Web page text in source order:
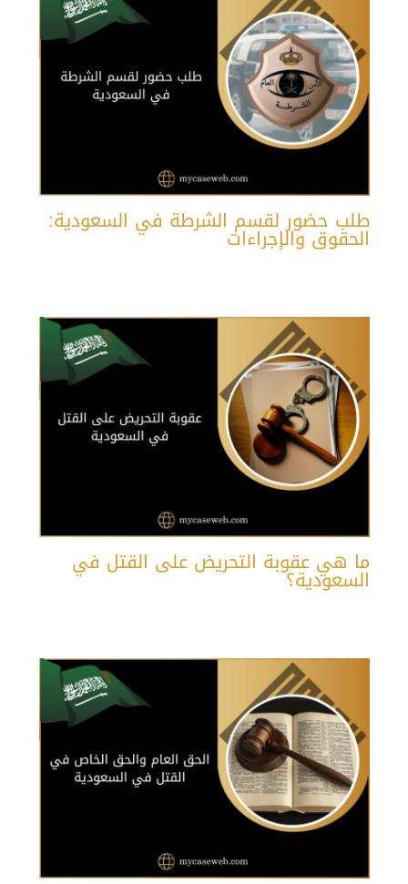
طلب حضور لقسم الشرطة في السعودية:
الحقوق والإجراءات
ما هي عقوبة التحريض على القتل في
السعودية؟